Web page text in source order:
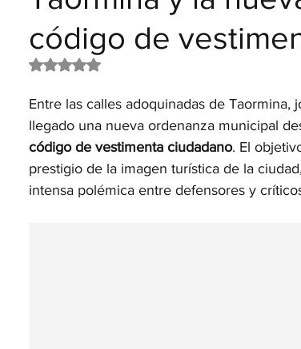
código de
Obtuvo NaN de 5 estrellas.
Entre las calles adoquinadas de
llegado una nueva ordenanza municipal
código de vestimenta ciudadano. El
prestigio de la imagen turística de la
intensa polémica entre defensores y